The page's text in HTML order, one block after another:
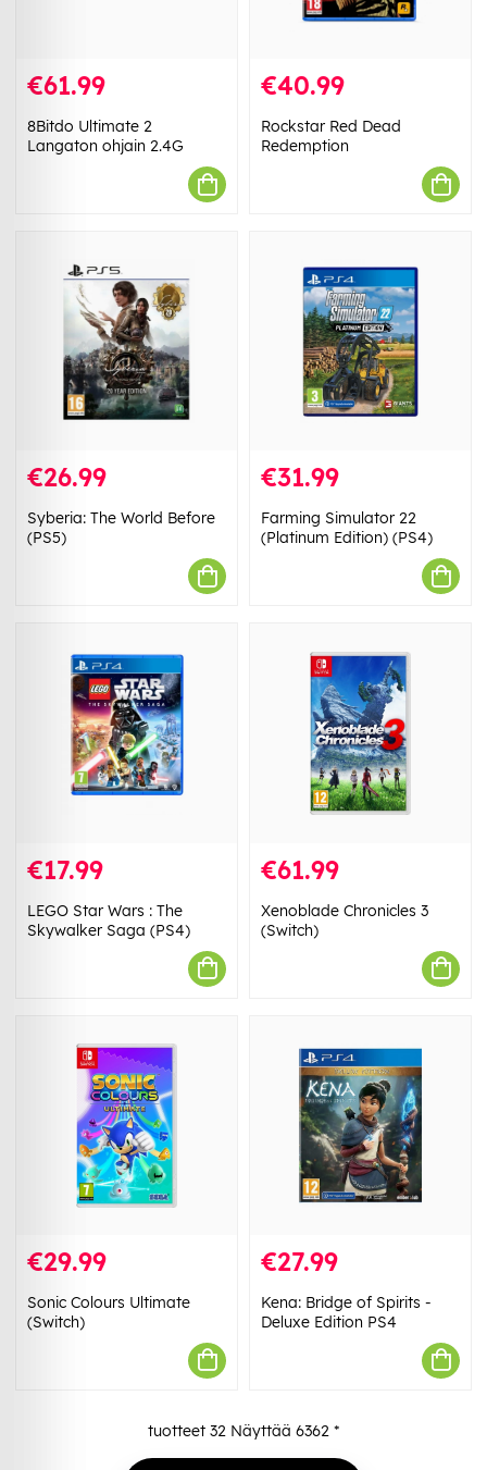
€61.99
8Bitdo Ultimate 2
Langaton ohjain 2.4G
€40.99
Rockstar Red Dead
Redemption
€26.99
Syberia: The World Before
(PS5)
€31.99
Farming Simulator 22
(Platinum Edition) (PS4)
€17.99
LEGO Star Wars : The
Skywalker Saga (PS4)
€61.99
Xenoblade Chronicles 3
(Switch)
€29.99
Sonic Colours Ultimate
(Switch)
€27.99
Kena: Bridge of Spirits -
Deluxe Edition PS4
tuotteet 32 Näyttää 6362 *